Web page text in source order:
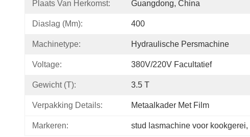
Plaats Van Herkomst: Guangdong, China
Diaslag (mm): 400
Machinetype: Hydraulische Persmachine
Voltage: 380V/220V Facultatief
Gewicht (t): 3.5 T
Verpakking Details: Metaalkader Met Film
Markeren: stud lasmachine voor kookgerei,